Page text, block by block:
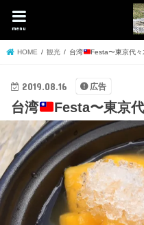
menu
HOME 観光 台湾 Festa〜東京代々
2019.08.16 広告
台湾 Festa〜東京